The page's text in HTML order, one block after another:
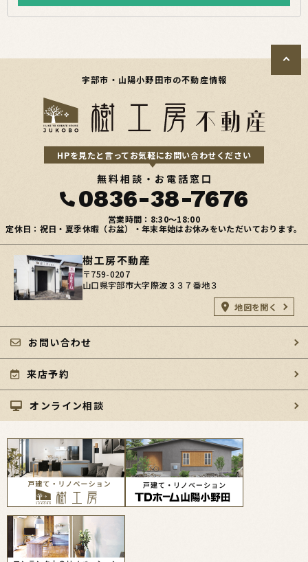
宇部市・山陽小野田市の不動産情報
HPを見たと言ってお気軽にお問い合わせください
無料相談・お電話窓口
0836-38-7676
営業時間：8:30〜18:00
定休日：祝日・夏季休暇（お盆）・年末年始はお休みをいただいております。
樹工房不動産
〒759-0207
山口県宇部市大字際波３３７番地３
地図を開く
お問い合わせ
来店予約
オンライン相談